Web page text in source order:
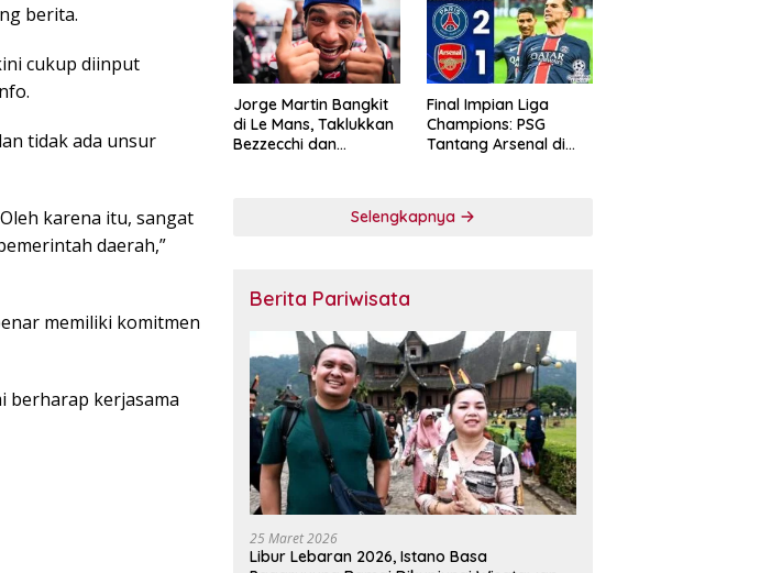
berita.
cukup diinput
tidak ada unsur
karena itu, sangat
daerah,”
memiliki komitmen
berharap kerjasama
Jorge Martin Bangkit
di Le Mans, Taklukkan
Bezzecchi dan
Final Impian Liga
Champions: PSG
Tantang Arsenal di
Selengkapnya
Berita Pariwisata
25 Maret 2026
Libur Lebaran 2026, Istano Basa